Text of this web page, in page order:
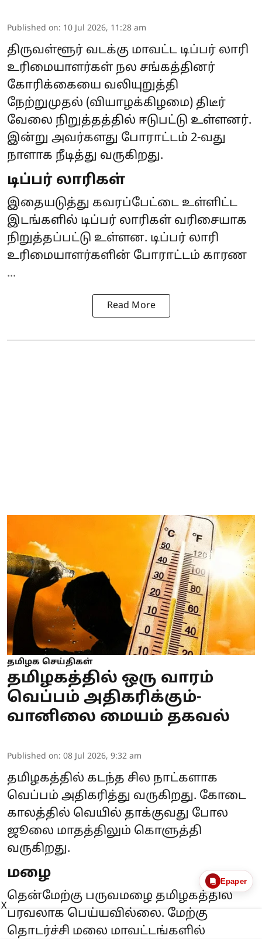
Published on: 10 Jul 2026, 11:28 am
திருவள்ளூர் வடக்கு மாவட்ட டிப்பர் லாரி
உரிமையாளர்கள் நல சங்கத்தினர்
கோரிக்கையை வலியுறுத்தி
நேற்றுமுதல் (வியாழக்கிழமை) திடீர்
வேலை நிறுத்தத்தில் ஈடுபட்டு உள்ளனர்.
இன்று அவர்களது போராட்டம் 2-வது
நாளாக நீடித்து வருகிறது.
டிப்பர் லாரிகள்
இதையடுத்து கவரப்பேட்டை உள்ளிட்ட
இடங்களில் டிப்பர் லாரிகள் வரிசையாக
நிறுத்தப்பட்டு உள்ளன. டிப்பர் லாரி
உரிமையாளர்களின் போராட்டம் காரண
...
Read More
தமிழக செய்திகள்
தமிழகத்தில் ஒரு வாரம்
வெப்பம் அதிகரிக்கும்-
வானிலை மையம் தகவல்
Published on: 08 Jul 2026, 9:32 am
தமிழகத்தில் கடந்த சில நாட்களாக
வெப்பம் அதிகரித்து வருகிறது. கோடை
காலத்தில் வெயில் தாக்குவது போல
ஜூலை மாதத்திலும் கொளுத்தி
வருகிறது.
மழை
தென்மேற்கு பருவமழை தமிழகத்தில்
பரவலாக பெய்யவில்லை. மேற்கு
தொடர்ச்சி மலை மாவட்டங்களில்
Epaper
X